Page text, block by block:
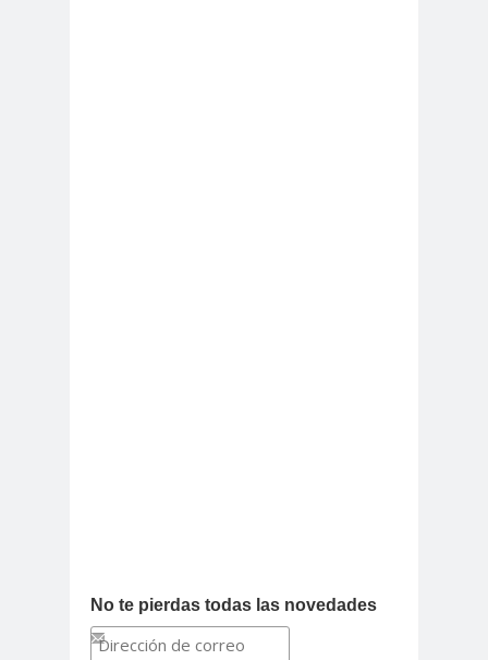
No te pierdas todas las novedades